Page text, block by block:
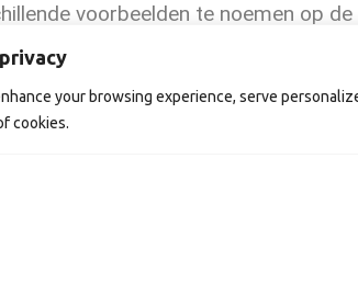
your browsing experience, serve
cookies.
voorbeelden te noemen op de
variatie & Ontwerp.
of er mogelijk voor u een
contact op met ons en wij maken